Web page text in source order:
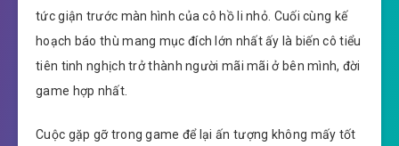
tức giận trước màn hình của cô hồ li nhỏ. Cuối cùng kế
hoạch báo thù mang mục đích lớn nhất ấy là biến cô tiểu
tiên tinh nghịch trở thành người mãi mãi ở bên mình, đời
game hợp nhất.
Cuộc gặp gỡ trong game để lại ấn tượng không mấy tốt